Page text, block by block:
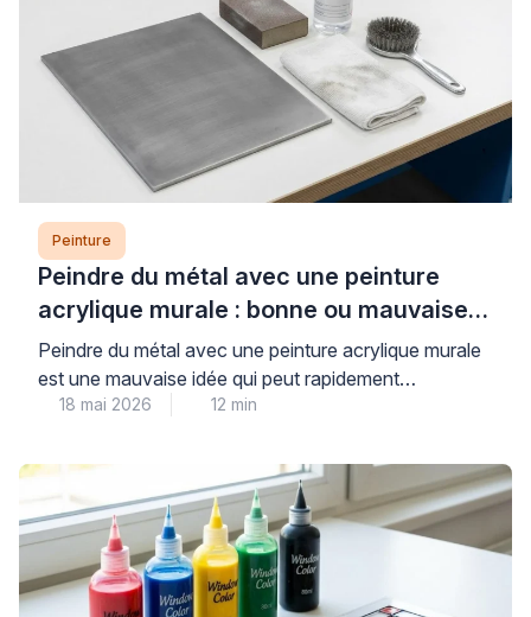
Peinture
Peindre du métal avec une peinture
acrylique murale : bonne ou mauvaise
idée ?
Peindre du métal avec une peinture acrylique murale
est une mauvaise idée qui peut rapidement
compromettre la durabilité et l’esthétique de vos
pour les surfaces poreuses comme le plâtre, n’offrent
ni l’adhérence ni la protection anticorrosion
nécessaires aux supports métalliques, exposant ainsi
votre installation à l’écaillage et à la […]
18 mai 2026 12 min